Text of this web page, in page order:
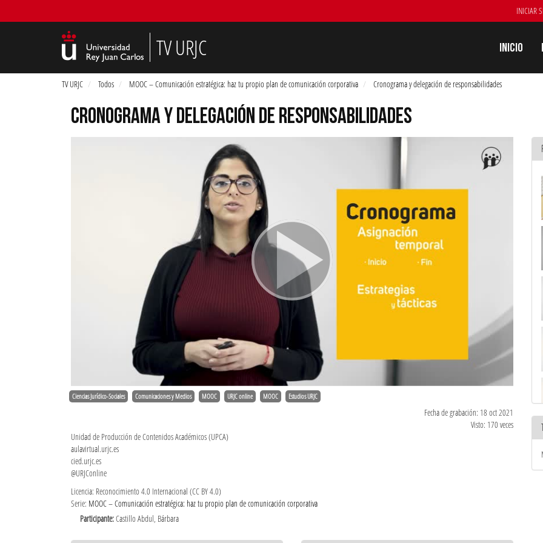
INICIAR
TV URJC Inicio
TV URJC Todos MOOC – Comunicación estratégica: haz tu propio plan de comunicación corporativa Cronograma y delegación de responsabilidades
CRONOGRAMA Y DELEGACIÓN DE RESPONSABILIDADES
Ciencias Jurídico-Sociales Comunicaciones y Medios MOOC URJC online MOOC Estudios URJC
Fecha de grabación: 18 oct 2021
Visto: 170 veces
Unidad de Producción de Contenidos Académicos (UPCA)
aulavirtual.urjc.es
cied.urjc.es
@URJConline
Licencia: Reconocimiento 4.0 Internacional (CC BY 4.0)
Serie: MOOC – Comunicación estratégica: haz tu propio plan de comunicación corporativa
Participante:Castillo Abdul, Bárbara